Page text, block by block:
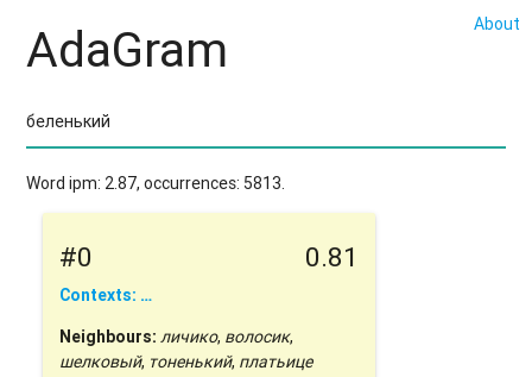
About
AdaGram
Word ipm: 2.87, occurrences: 5813.
#0 0.81
Contexts: …
Neighbours: личико, волосик,
шелковый, тоненький, платьице